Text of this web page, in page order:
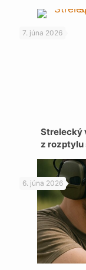
7. júna 2026
Strelecký
z rozptylu
6. júna 2026